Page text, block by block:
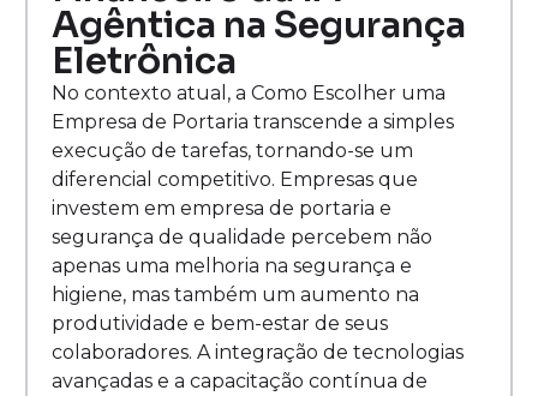
Agêntica na Segurança
Eletrônica
No contexto atual, a Como Escolher uma
Empresa de Portaria transcende a simples
execução de tarefas, tornando-se um
diferencial competitivo. Empresas que
investem em empresa de portaria e
segurança de qualidade percebem não
apenas uma melhoria na segurança e
higiene, mas também um aumento na
produtividade e bem-estar de seus
colaboradores. A integração de tecnologias
avançadas e a capacitação contínua de